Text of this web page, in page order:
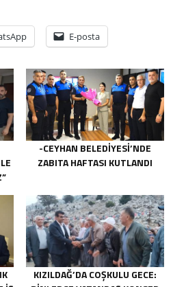
E-posta
-CEYHAN BELEDIYESI’NDE
ZABITA HAFTASI KUTLANDI
KIZILDAĞ’DA COŞKULU GECE: